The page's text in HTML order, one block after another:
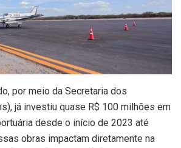
por meio da Secretaria dos
já investiu quase R$ 100 milhões em
desde o início de 2023 até
obras impactam diretamente na